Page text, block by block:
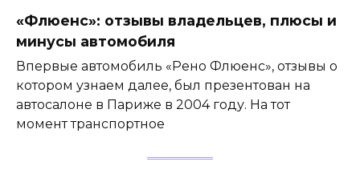
«Флюенс»: отзывы владельцев, плюсы и
минусы автомобиля
Впервые автомобиль «Рено Флюенс», отзывы о
котором узнаем далее, был презентован на
автосалоне в Париже в 2004 году. На тот
момент транспортное